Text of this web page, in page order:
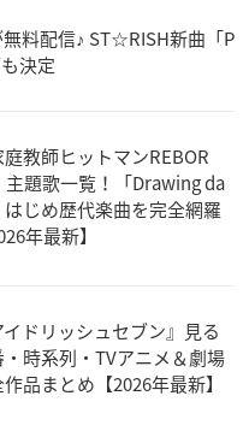
無料配信♪ ST☆RISH新曲「P
決定
庭教師ヒットマンREBOR
主題歌一覧！「Drawing da
じめ歴代楽曲を完全網羅
年最新】
イドリッシュセブン』見る
時系列・TVアニメ＆劇場
品まとめ【2026年最新】